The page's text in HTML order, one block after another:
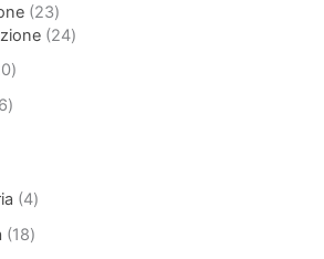
23
24
4
18